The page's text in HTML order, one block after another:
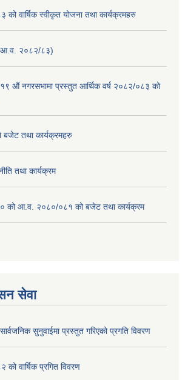
को वार्षिक स्वीकृत योजना तथा कार्यक्रमहरु
२०८२/८३)
१९ औं नगरसभामा प्रस्तुत आर्थिक वर्ष २०८२/०८३ को
तथा कार्यक्रमहरु
तथा कार्यक्रम
को आ.व. २०८०/०८१ को बजेट तथा कार्यक्रम
सेवा
सुनुवाईमा प्रस्तुत गरिएको प्रगति विवरण
वार्षिक प्रगित विवरण